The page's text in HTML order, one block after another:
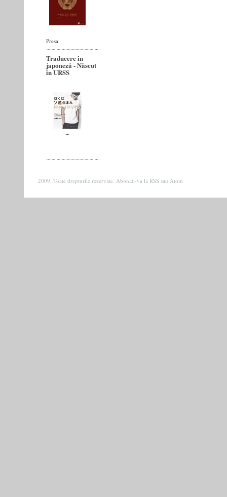
Presa
Traducere în
japoneză - Născut
în URSS
2009. Toate drepturile rezervate. Abonati-va la RSS sau Atom